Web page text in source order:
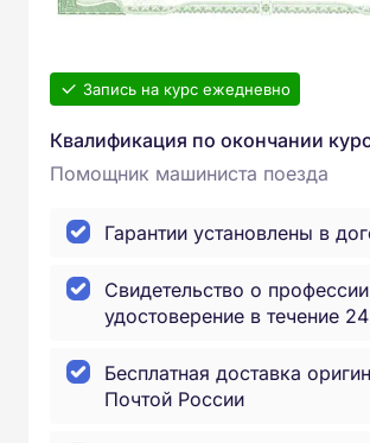
Запись на курс ежедневно
Квалификация по окончании
Помощник машиниста поезда
Гарантии установлены в
Свидетельство о
удостоверение в течение
Бесплатная доставка
Почтой России